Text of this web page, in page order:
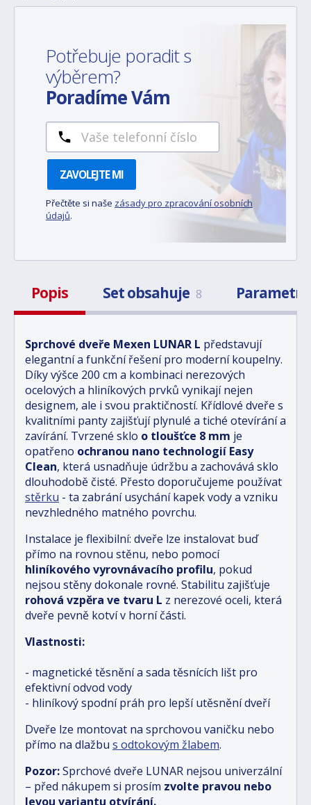
Potřebuje poradit s
výběrem?
Poradíme Vám
ZAVOLEJTE MI
Přečtěte si naše zásady pro zpracování osobních
údajů.
Popis Set obsahuje 8 Parametry
Sprchové dveře Mexen LUNAR L představují
elegantní a funkční řešení pro moderní koupelny.
Díky výšce 200 cm a kombinaci nerezových
ocelových a hliníkových prvků vynikají nejen
designem, ale i svou praktičností. Křídlové dveře s
kvalitními panty zajišťují plynulé a tiché otevírání a
zavírání. Tvrzené sklo o tloušťce 8 mm je
opatřeno ochranou nano technologií Easy
Clean, která usnadňuje údržbu a zachovává sklo
dlouhodobě čisté. Přesto doporučujeme používat
stěrku - ta zabrání usychání kapek vody a vzniku
nevzhledného matného povrchu.
Instalace je flexibilní: dveře lze instalovat buď
přímo na rovnou stěnu, nebo pomocí
hliníkového vyrovnávacího profilu, pokud
nejsou stěny dokonale rovné. Stabilitu zajišťuje
rohová vzpěra ve tvaru L z nerezové oceli, která
dveře pevně kotví v horní části.
Vlastnosti:
- magnetické těsnění a sada těsnících lišt pro
efektivní odvod vody
- hliníkový spodní práh pro lepší utěsnění dveří
Dveře lze montovat na sprchovou vaničku nebo
přímo na dlažbu s odtokovým žlabem.
Pozor:Sprchové dveře LUNAR nejsou univerzální
– před nákupem si prosím zvolte pravou nebo
levou variantu otvírání.